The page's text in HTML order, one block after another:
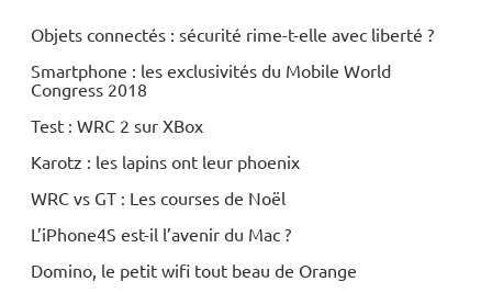
Objets connectés : sécurité rime-t-elle avec liberté ?
Smartphone : les exclusivités du Mobile World
Congress 2018
Test : WRC 2 sur XBox
Karotz : les lapins ont leur phoenix
WRC vs GT : Les courses de Noël
L’iPhone4S est-il l’avenir du Mac ?
Domino, le petit wifi tout beau de Orange